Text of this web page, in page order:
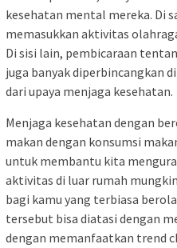
kesehatan mental mereka. Di
memasukkan aktivitas
Di sisi lain, pembicaraan
juga banyak diperbincangkan
dari upaya menjaga kesehatan.
Menjaga kesehatan dengan
makan dengan konsumsi
untuk membantu kita
aktivitas di luar rumah
bagi kamu yang terbiasa
tersebut bisa diatasi dengan
dengan memanfaatkan trend